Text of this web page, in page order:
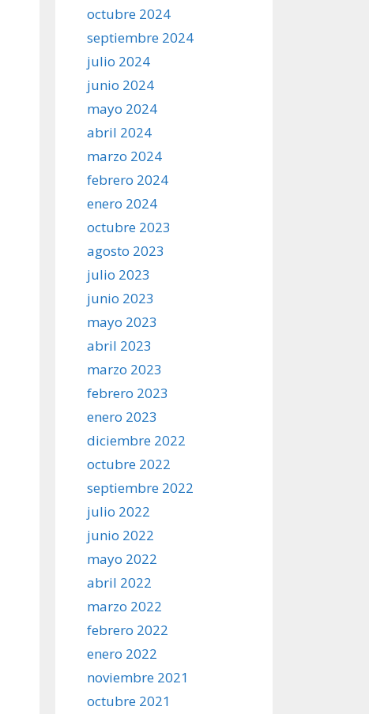
octubre 2024
septiembre 2024
julio 2024
junio 2024
mayo 2024
abril 2024
marzo 2024
febrero 2024
enero 2024
octubre 2023
agosto 2023
julio 2023
junio 2023
mayo 2023
abril 2023
marzo 2023
febrero 2023
enero 2023
diciembre 2022
octubre 2022
septiembre 2022
julio 2022
junio 2022
mayo 2022
abril 2022
marzo 2022
febrero 2022
enero 2022
noviembre 2021
octubre 2021